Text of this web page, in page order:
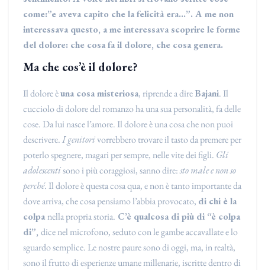
come:”e aveva capito che la felicità era…”. A me non
interessava questo, a me interessava scoprire le forme
del dolore: che cosa fa il dolore, che cosa genera.
Ma che cos’è il dolore?
Il dolore èuna cosa misteriosa, riprende a direBajani. Il
cucciolo di dolore del romanzo ha una sua personalità, fa delle
cose. Da lui nasce l’amore. Il dolore è una cosa che non puoi
descrivere.I genitorivorrebbero trovare il tasto da premere per
poterlo spegnere, magari per sempre, nelle vite dei figli. Gli
adolescentisono i più coraggiosi, sanno dire:sto male e non so
perché. Il dolore è questa cosa qua, e non è tanto importante da
dove arriva, che cosa pensiamo l’abbia provocato, di chi è la
colpa nella propria storia. C’è qualcosa di più di “è colpa
di”, dice nel microfono, seduto con le gambe accavallate e lo
sguardo semplice. Le nostre paure sono di oggi, ma, in realtà,
sono il frutto di esperienze umane millenarie, iscritte dentro di